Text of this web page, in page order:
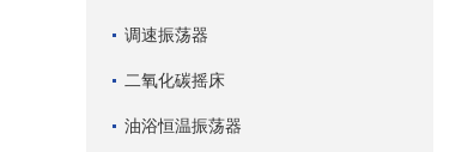
调速振荡器
二氧化碳摇床
油浴恒温振荡器